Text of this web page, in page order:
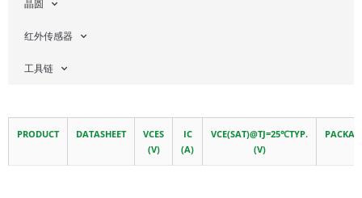
晶圆
红外传感器
工具链
PRODUCT DATASHEET
VCES
(V)
IC
(A)
VCE(SAT)@TJ=25℃TYP.
(V)